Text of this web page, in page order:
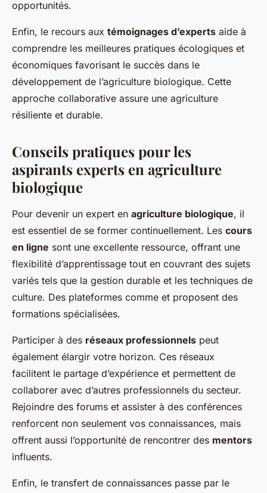
opportunités.
Enfin, le recours aux témoignages d’experts aide à
comprendre les meilleures pratiques écologiques et
économiques favorisant le succès dans le
développement de l’agriculture biologique. Cette
approche collaborative assure une agriculture
résiliente et durable.
Conseils pratiques pour les
aspirants experts en agriculture
biologique
Pour devenir un expert en agriculture biologique, il
est essentiel de se former continuellement. Les cours
en ligne sont une excellente ressource, offrant une
flexibilité d’apprentissage tout en couvrant des sujets
variés tels que la gestion durable et les techniques de
culture. Des plateformes comme et proposent des
formations spécialisées.
Participer à des réseaux professionnels peut
également élargir votre horizon. Ces réseaux
facilitent le partage d’expérience et permettent de
collaborer avec d’autres professionnels du secteur.
Rejoindre des forums et assister à des conférences
renforcent non seulement vos connaissances, mais
offrent aussi l’opportunité de rencontrer des mentors
influents.
Enfin, le transfert de connaissances passe par le